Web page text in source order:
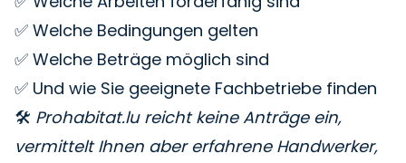
✅ Welche Bedingungen gelten
✅ Welche Beträge möglich sind
✅ Und wie Sie geeignete Fachbetriebe finden
🛠️ Prohabitat.lu reicht keine Anträge ein,
vermittelt Ihnen aber erfahrene Handwerker,